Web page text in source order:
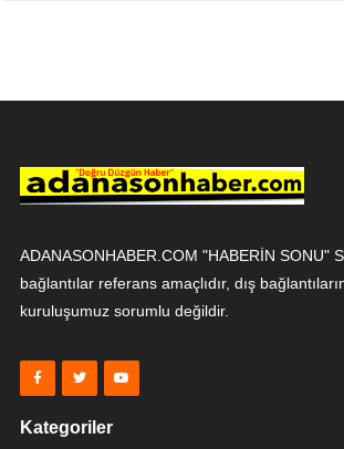
ADANASONHABER.COM "HABERİN SONU"
bağlantılar referans amaçlıdır, dış
kuruluşumuz sorumlu değildir.
Kategoriler